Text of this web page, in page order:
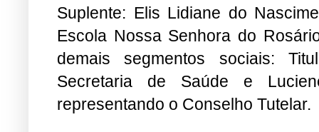
Suplente: Elis Lidiane do
Escola Nossa Senhora do
demais segmentos sociais:
Secretaria de Saúde e
representando o Conselho Tutelar.